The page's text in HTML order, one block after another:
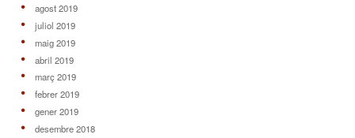
agost 2019
juliol 2019
maig 2019
abril 2019
març 2019
febrer 2019
gener 2019
desembre 2018